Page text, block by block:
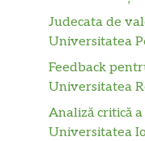
Judecata de
Universitatea
Feedback
Universitatea
Analiză critică
Universitatea